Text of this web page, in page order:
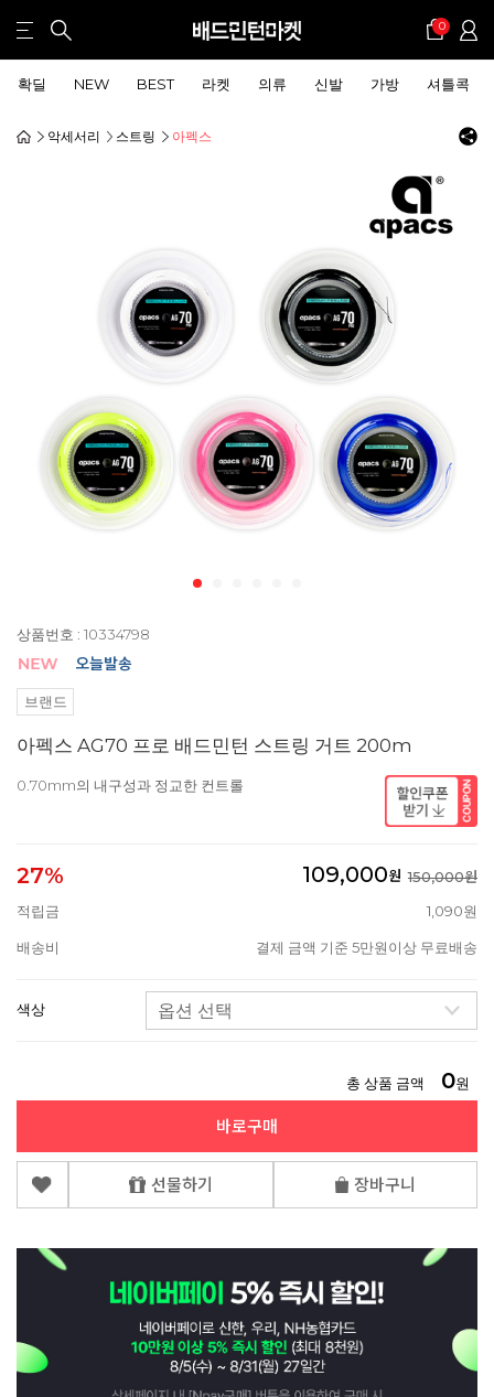
0
확딜 NEW BEST 라켓 의류 신발 가방 셔틀콕
악세서리 스트링 아펙스
상품번호 : 10334798
브랜드
아펙스 AG70 프로 배드민턴 스트링 거트 200m
0.70mm의 내구성과 정교한 컨트롤
27% 109,000원 150,000원
적립금
1,090원
배송비 결제 금액 기준 5만원이상 무료배송
색상
총 상품 금액 0원
바로구매
선물하기 장바구니